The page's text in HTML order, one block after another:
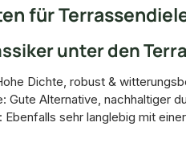
für
unter den
Dichte, robust &
Gute Alternative, nachhaltiger
Ebenfalls sehr langlebig mit